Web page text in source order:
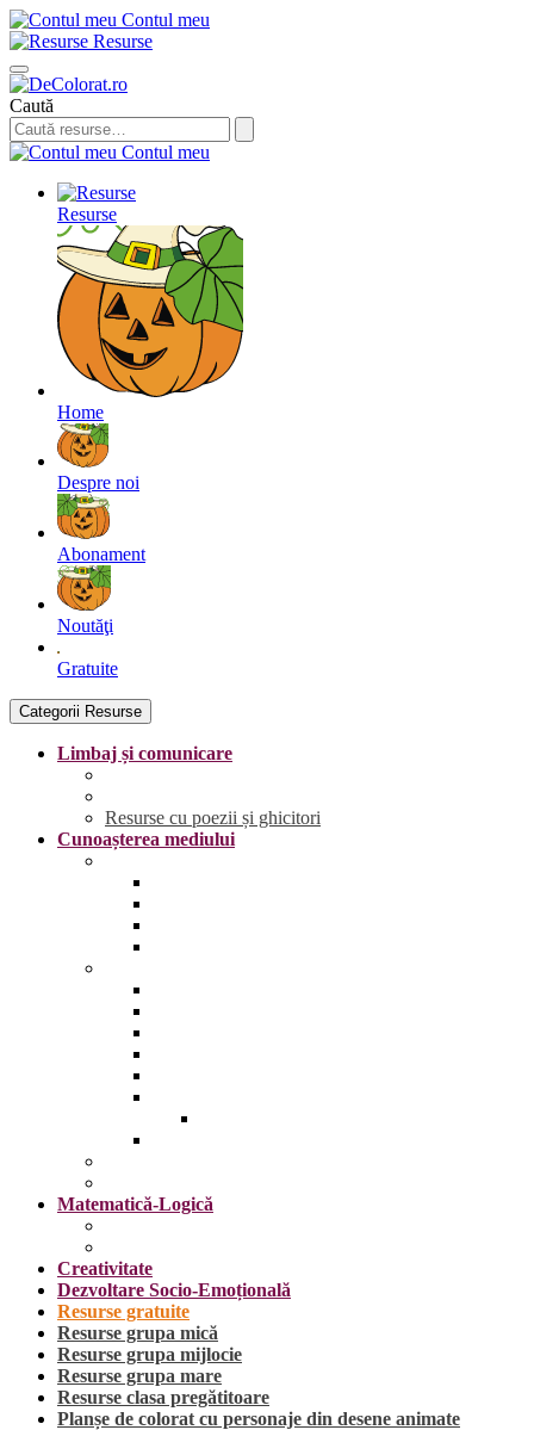
Contul meu
Resurse
Caută
Contul meu
Resurse
Home
Despre noi
Abonament
Noutăţi
Gratuite
Categorii Resurse
Limbaj și comunicare
Resurse cu poezii și ghicitori
Cunoașterea mediului
Matematică-Logică
Creativitate
Dezvoltare Socio-Emoțională
Resurse gratuite
Resurse grupa mică
Resurse grupa mijlocie
Resurse grupa mare
Resurse clasa pregătitoare
Planșe de colorat cu personaje din desene animate